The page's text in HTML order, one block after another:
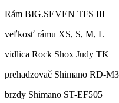
Rám BIG.SEVEN TFS III
veľkosť rámu XS, S, M, L
vidlica Rock Shox Judy TK
prehadzovač Shimano RD-
brzdy Shimano ST-EF505